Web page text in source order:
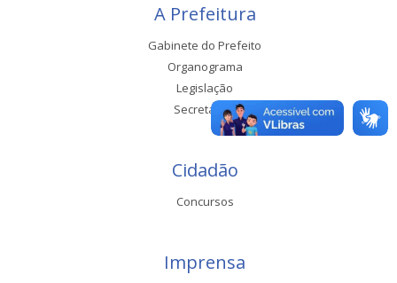
A Prefeitura
Gabinete do Prefeito
Organograma
Legislação
Secretarias
Cidadão
Concursos
Imprensa